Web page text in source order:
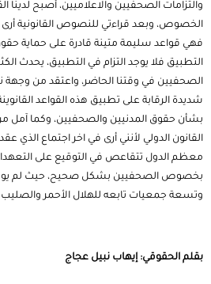
والتزامات الصحفيين والاعلاميين، أصبح لدينا
الخصوص، وبعد قراءتي للنصوص القانونية أرى
فهي قواعد سليمة متينة قادرة على حماية
التطبيق فلا يوجد التزام في التطبيق، يحدث
الصحفيين في وقتنا الحاضر، واعتقد من
شديدة الرقابة على تطبيق هذه القواعد
بشأن حقوق المدنيين والصحفيين، وكما آمل من
القانون الدولي لأنني أرى في اخر اجتماع الذي
معظم الدول تتقاعص في التوقيع على
بخصوص الصحفيين بشكل صحيح، حيث لم يوقع
وتسعة جمعيات تابعه للهلال الأحمر والصليب
بقلم الحقوقي: إيهاب نبيل عجاج